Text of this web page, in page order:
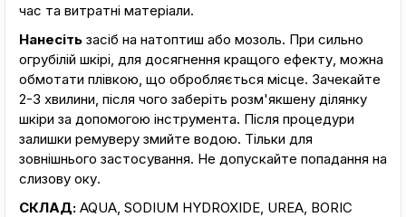
час та витратні матеріали.
Нанесіть засіб на натоптиш або мозоль. При сильно
огрубілій шкірі, для досягнення кращого ефекту, можна
обмотати плівкою, що обробляється місце. Зачекайте
2-3 хвилини, після чого заберіть розм'якшену ділянку
шкіри за допомогою інструмента. Після процедури
залишки ремуверу змийте водою. Тільки для
зовнішнього застосування. Не допускайте попадання на
слизову оку.
СКЛАД: AQUA, SODIUM HYDROXIDE, UREA, BORIC